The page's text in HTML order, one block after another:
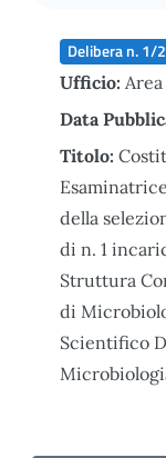
Delibera n. 1/
Ufficio:
Data
Titolo:
della
di n. 1
Struttura
di
Scientifico